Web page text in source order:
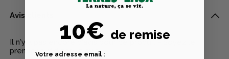
Avis clients
Il n'y a pas encore d'avis pour ce produit - Soyez le
premier à rédiger un avis
10€ de remise
Votre adresse email :